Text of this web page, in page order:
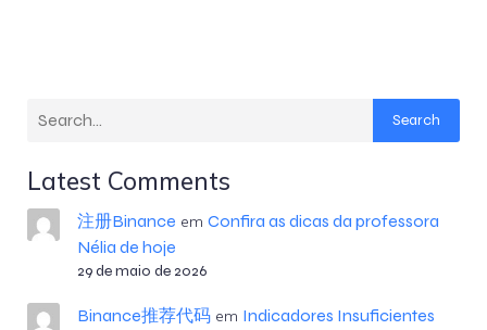
Search
Latest Comments
注册Binance em Confira as dicas da professora
Nélia de hoje
29 de maio de 2026
Binance推荐代码em Indicadores Insuficientes